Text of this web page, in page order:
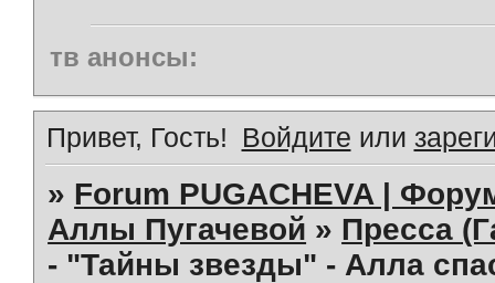
тв анонсы:
Привет, Гость! Войдите или
» Forum PUGACHEVA |
Аллы Пугачевой » Пресса
- "Тайны звезды" - Алла